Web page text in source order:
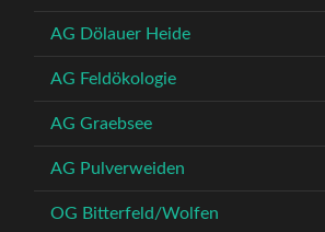
AG Dölauer Heide
AG Feldökologie
AG Graebsee
AG Pulverweiden
OG Bitterfeld/Wolfen